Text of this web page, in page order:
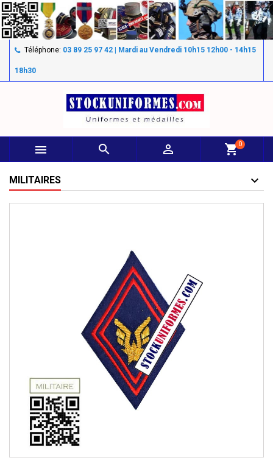
Téléphone: 03 89 25 97 42 | Mardi au Vendredi 10h15 12h00 - 14h15
18h30
   shopping_cart0
MILITAIRES